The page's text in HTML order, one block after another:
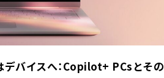
デバイスへ：Copilot+ PCsとその